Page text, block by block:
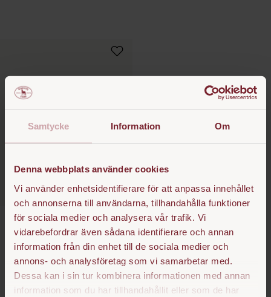
Samtycke Information Om
Denna webbplats använder cookies
Vi använder enhetsidentifierare för att anpassa innehållet
och annonserna till användarna, tillhandahålla funktioner
för sociala medier och analysera vår trafik. Vi
vidarebefordrar även sådana identifierare och annan
information från din enhet till de sociala medier och
annons- och analysföretag som vi samarbetar med.
Dessa kan i sin tur kombinera informationen med annan
information som du har tillhandahållit eller som de har
Bananborste Mexfiber
SEK 199